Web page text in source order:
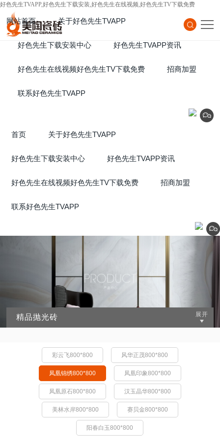
好色先生TVAPP,好色先生下载安装,好色先生在线视频,好色先生TV下载免费
网站首页
Home
关于好色先生TVAPP
About Us
好色先生下载安装中心
Products
好色先生TVAPP资讯
News
好色先生在线视频好色先生TV下载免费
Project
招商加盟
联系好色先生TVAPP
首页 关于好色先生TVAPP
好色先生下载安装中心 好色先生TVAPP资讯
好色先生在线视频好色先生TV下载免费 招商加盟
联系好色先生TVAPP
精品抛光砖
彩云飞800*800 风华正茂800*800
凤凰锦绣800*800 凤凰印象800*800
凤凰原石800*800 汉玉晶华800*800
美林水岸800*800 赛贝金800*800
阳春白玉800*800